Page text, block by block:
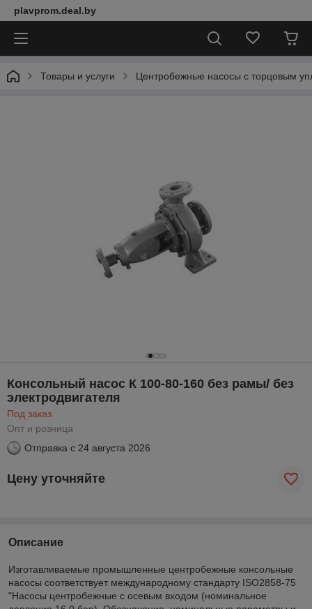
plavprom.deal.by
Товары и услуги Центробежные насосы с торцовым
Консольный насос К 100-80-160 без рамы/ без
электродвигателя
Под заказ
Опт и розница
Отправка с 24 августа 2026
Цену уточняйте
Описание
Изготавливаемые промышленные центробежные консольные
насосы соответствует международному стандарту ISO2858-75
"Насосы центробежные с осевым вхoдoм (номинальное